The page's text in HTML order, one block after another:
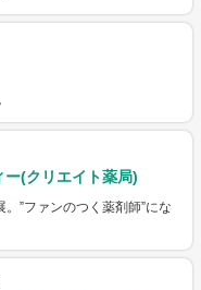
(クリエイト薬局)
”ファンのつく薬剤師”にな